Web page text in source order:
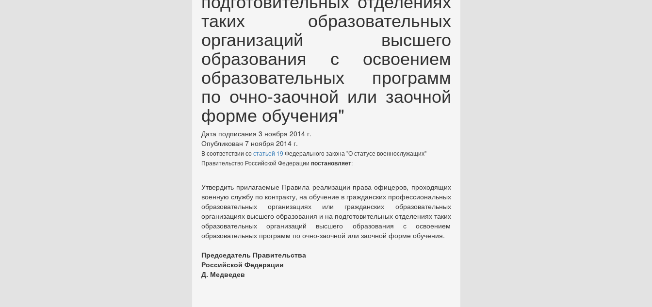
таких образовательных
организаций высшего
образования с освоением
образовательных программ
по очно-заочной или заочной
форме обучения"
Дата подписания 3 ноября 2014 г.
Опубликован 7 ноября 2014 г.
В соответствии состатьей 19 Федерального закона "О статусе военнослужащих"
Правительство Российской Федерации постановляет:
Утвердить прилагаемые Правила реализации права офицеров, проходящих
военную службу по контракту, на обучение в гражданских профессиональных
образовательных организациях или гражданских образовательных
организациях высшего образования и на подготовительных отделениях таких
образовательных организаций высшего образования с освоением
образовательных программ по очно-заочной или заочной форме обучения.
Председатель Правительства
Российской Федерации
Д. Медведев